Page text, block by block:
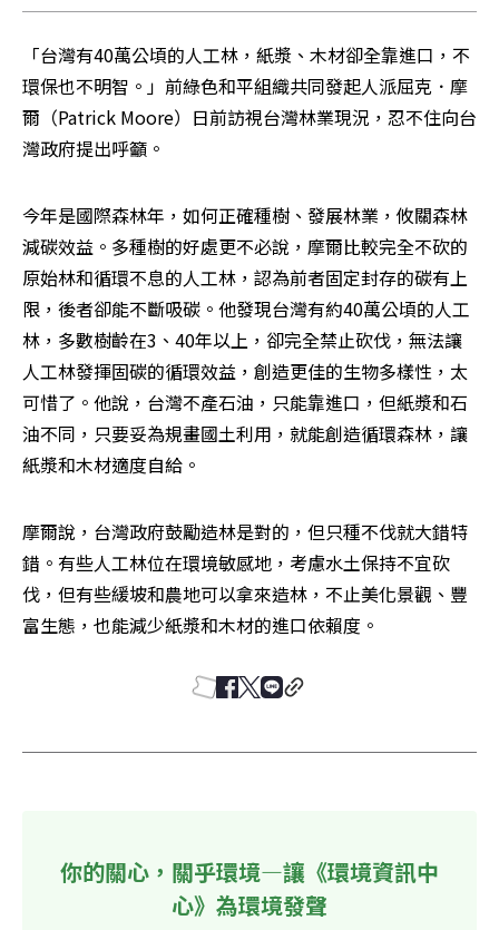
「台灣有40萬公頃的人工林，紙漿、木材卻全靠進口，不
環保也不明智。」前綠色和平組織共同發起人派屈克．摩
爾（Patrick Moore）日前訪視台灣林業現況，忍不住向台
灣政府提出呼籲。
今年是國際森林年，如何正確種樹、發展林業，攸關森林
減碳效益。多種樹的好處更不必說，摩爾比較完全不砍的
原始林和循環不息的人工林，認為前者固定封存的碳有上
限，後者卻能不斷吸碳。他發現台灣有約40萬公頃的人工
林，多數樹齡在3、40年以上，卻完全禁止砍伐，無法讓
人工林發揮固碳的循環效益，創造更佳的生物多樣性，太
可惜了。他說，台灣不產石油，只能靠進口，但紙漿和石
油不同，只要妥為規畫國土利用，就能創造循環森林，讓
紙漿和木材適度自給。
摩爾說，台灣政府鼓勵造林是對的，但只種不伐就大錯特
錯。有些人工林位在環境敏感地，考慮水土保持不宜砍
伐，但有些緩坡和農地可以拿來造林，不止美化景觀、豐
富生態，也能減少紙漿和木材的進口依賴度。
你的關心，關乎環境—讓《環境資訊中
心》為環境發聲